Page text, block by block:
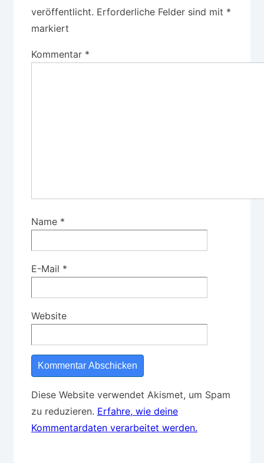
veröffentlicht. Erforderliche Felder sind mit *
markiert
Kommentar *
Name *
E-Mail *
Website
Diese Website verwendet Akismet, um Spam
zu reduzieren. Erfahre, wie deine
Kommentardaten verarbeitet werden.